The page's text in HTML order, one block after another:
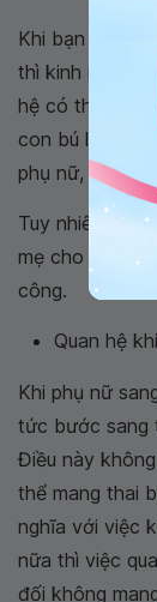
Khi bạn đang
thì kinh nguyệt
hệ có thể
con bú làm
phụ nữ, giúp
Tuy nhiên,
mẹ cho con bú
công.
Quan hệ
Khi phụ nữ
tức bước sang
Điều này
thể mang thai
nghĩa với việc
nữa thì việc
đối không